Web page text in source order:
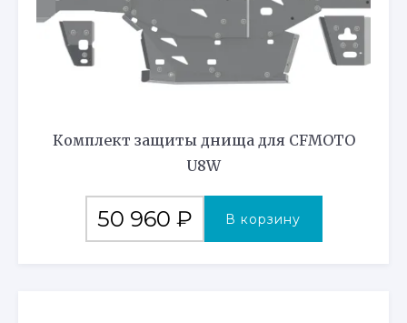
Комплект защиты днища для CFMOTO
U8W
50 960 ₽ В корзину